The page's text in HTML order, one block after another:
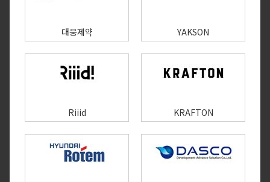
대웅제약 YAKSON
Riiid KRAFTON